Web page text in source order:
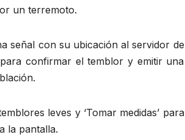
un terremoto.
señal con su ubicación al servidor de
confirmar el temblor y emitir una
leves y ‘Tomar medidas’ para
la pantalla.